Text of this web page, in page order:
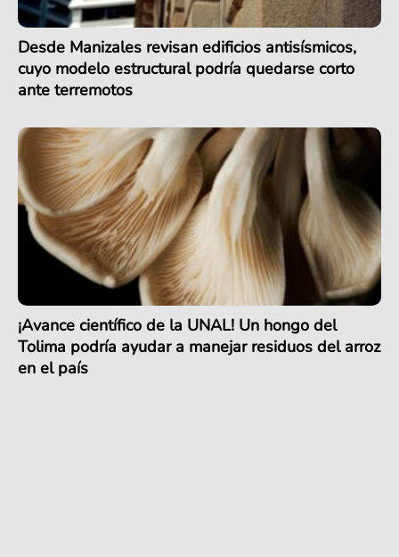
Desde Manizales revisan edificios antisísmicos,
cuyo modelo estructural podría quedarse corto
ante terremotos
¡Avance científico de la UNAL! Un hongo del
Tolima podría ayudar a manejar residuos del arroz
en el país